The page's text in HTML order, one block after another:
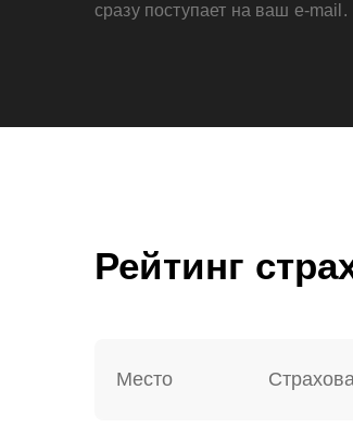
сразу поступает на ваш e-mail.
Рейтинг
Место